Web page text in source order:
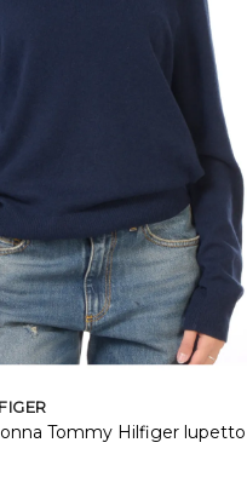
Tommy Hilfiger lupetto